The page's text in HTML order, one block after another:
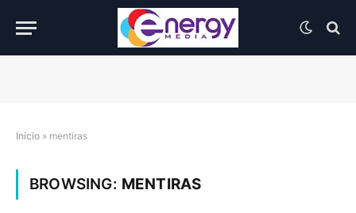
Inicio » mentiras
BROWSING: MENTIRAS